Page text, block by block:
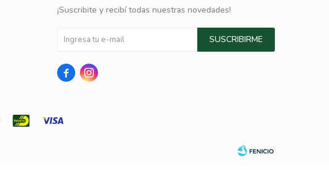
¡Suscribite y recibí todas nuestras novedades!
SUSCRIBIRME
 